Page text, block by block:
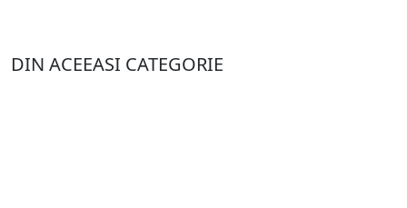
DIN ACEEASI CATEGORIE